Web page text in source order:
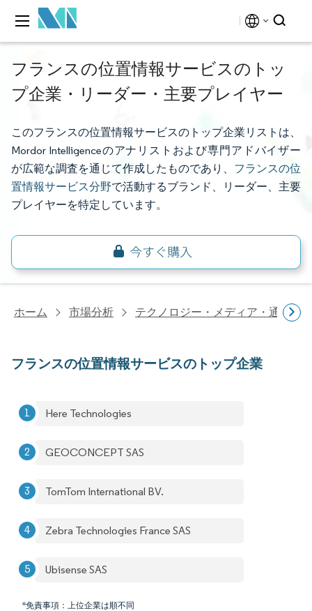
フランスの位置情報サービスのトッ
プ企業・リーダー・主要プレイヤー
このフランスの位置情報サービスのトップ企業リストは、
Mordor Intelligenceのアナリストおよび専門アドバイザー
が広範な調査を通じて作成したものであり、 フランスの位
置情報サービス分野で活動するブランド、リーダー、主要
プレイヤーを特定しています。
ホーム 市場分析 テクノロジー・メディア・通信研
フランスの位置情報サービスのトップ企業
Here Technologies
GEOCONCEPT SAS
TomTom International BV.
Zebra Technologies France SAS
Ubisense SAS
*免責事項：上位企業は順不同